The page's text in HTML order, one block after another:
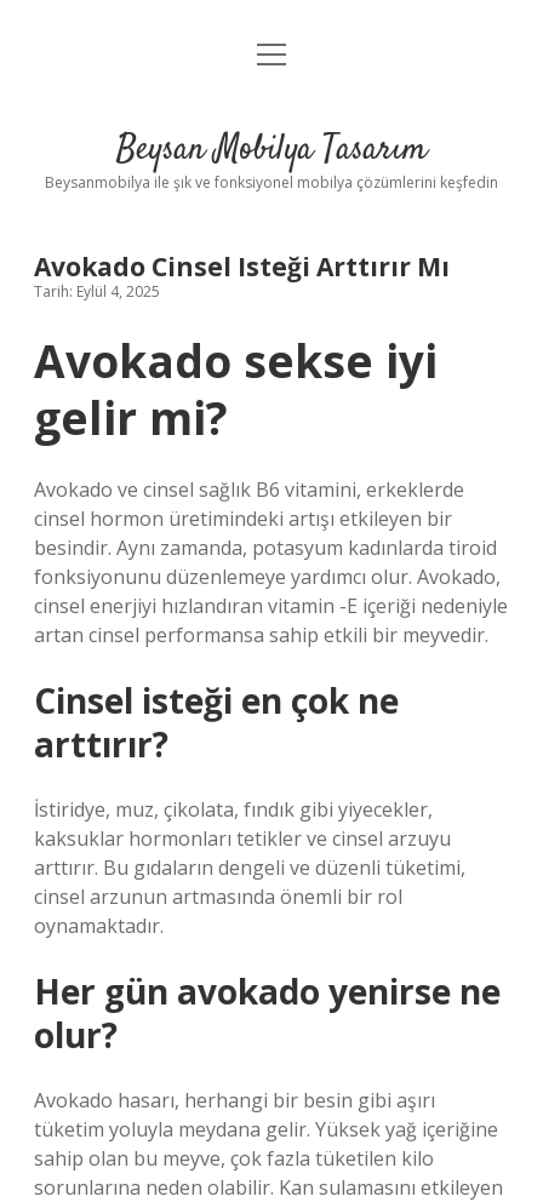
Anasayfa
Yasal Uyarı
menüyü
Beysan Mobilya Tasarım
Beysanmobilya ile şık ve fonksiyonel mobilya çözümlerini keşfedin
Avokado Cinsel Isteği Arttırır Mı
Tarih: Eylül 4, 2025
Avokado sekse iyi
gelir mi?
Avokado ve cinsel sağlık B6 vitamini, erkeklerde
cinsel hormon üretimindeki artışı etkileyen bir
besindir. Aynı zamanda, potasyum kadınlarda tiroid
fonksiyonunu düzenlemeye yardımcı olur. Avokado,
cinsel enerjiyi hızlandıran vitamin -E içeriği nedeniyle
artan cinsel performansa sahip etkili bir meyvedir.
Cinsel isteği en çok ne
arttırır?
İstiridye, muz, çikolata, fındık gibi yiyecekler,
kaksuklar hormonları tetikler ve cinsel arzuyu
arttırır. Bu gıdaların dengeli ve düzenli tüketimi,
cinsel arzunun artmasında önemli bir rol
oynamaktadır.
Her gün avokado yenirse ne
olur?
Avokado hasarı, herhangi bir besin gibi aşırı
tüketim yoluyla meydana gelir. Yüksek yağ içeriğine
sahip olan bu meyve, çok fazla tüketilen kilo
sorunlarına neden olabilir. Kan sulamasını etkileyen